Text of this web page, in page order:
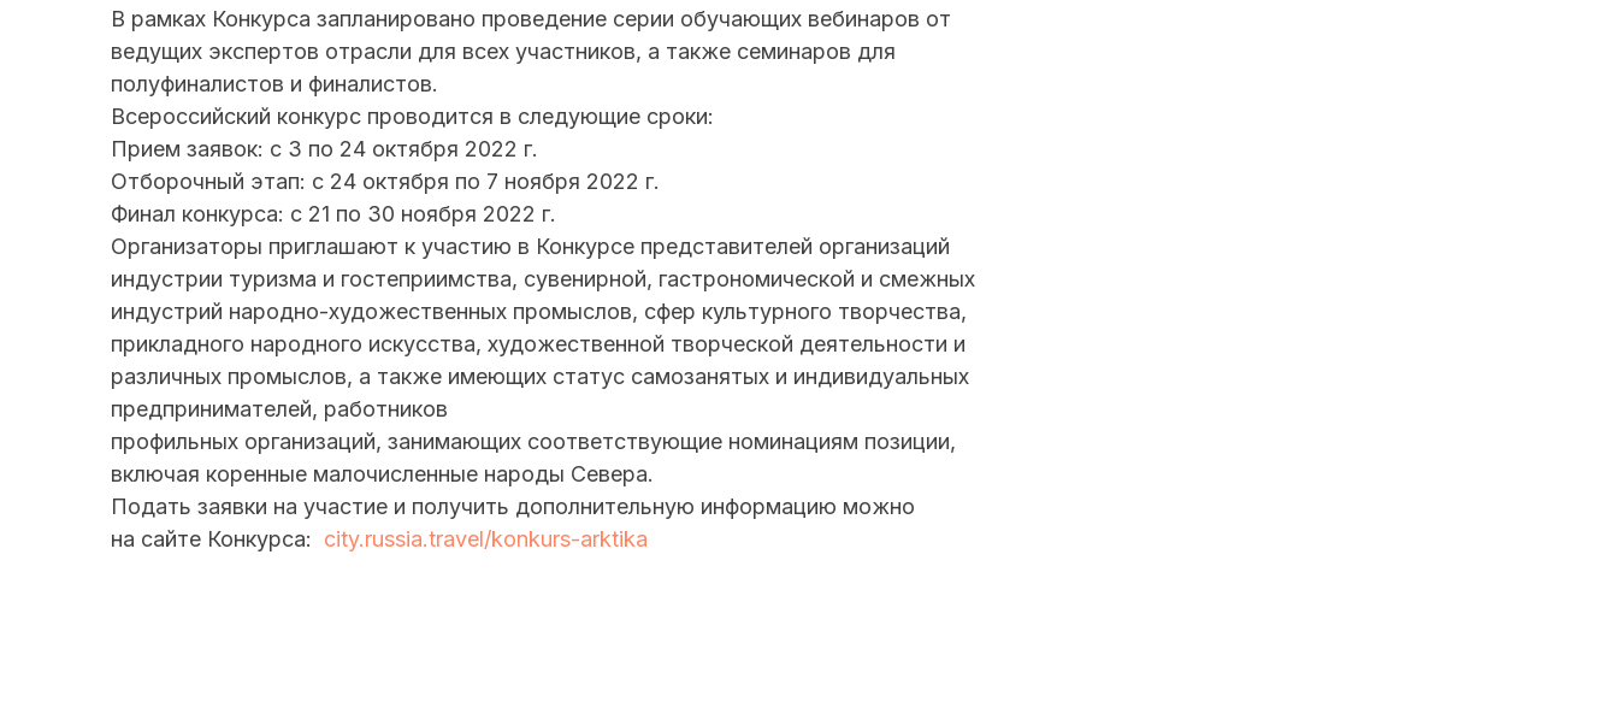
В рамках Конкурса запланировано проведение серии обучающих вебинаров от
ведущих экспертов отрасли для всех участников, а также семинаров для
полуфиналистов и финалистов.
Всероссийский конкурс проводится в следующие сроки:
Прием заявок: с 3 по 24 октября 2022 г.
Отборочный этап: с 24 октября по 7 ноября 2022 г.
Финал конкурса: с 21 по 30 ноября 2022 г.
Организаторы приглашают к участию в Конкурсе представителей организаций
индустрии туризма и гостеприимства, сувенирной, гастрономической и смежных
индустрий народно-художественных промыслов, сфер культурного творчества,
прикладного народного искусства, художественной творческой деятельности и
различных промыслов, а также имеющих статус самозанятых и индивидуальных
предпринимателей, работников
профильных организаций, занимающих соответствующие номинациям позиции,
включая коренные малочисленные народы Севера.
Подать заявки на участие и получить дополнительную информацию можно
на сайте Конкурса: city.russia.travel/konkurs-arktika